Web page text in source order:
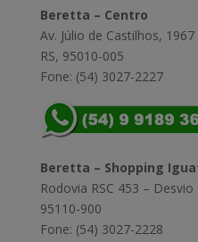
Beretta – Centro
Av. Júlio de Castilhos,
RS, 95010-005
Fone: (54) 3027-2227
Beretta – Shopping
Rodovia RSC 453 –
95110-900
Fone: (54) 3027-2228